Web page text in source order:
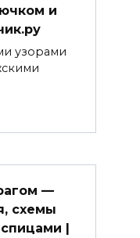
и
узорами
—
схемы
|